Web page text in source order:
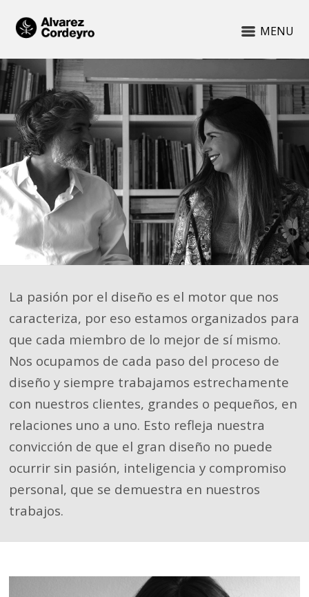
MENU
La pasión por el diseño es el motor que nos
caracteriza, por eso estamos organizados para
que cada miembro de lo mejor de sí mismo.
Nos ocupamos de cada paso del proceso de
diseño y siempre trabajamos estrechamente
con nuestros clientes, grandes o pequeños, en
relaciones uno a uno. Esto refleja nuestra
convicción de que el gran diseño no puede
ocurrir sin pasión, inteligencia y compromiso
personal, que se demuestra en nuestros
trabajos.